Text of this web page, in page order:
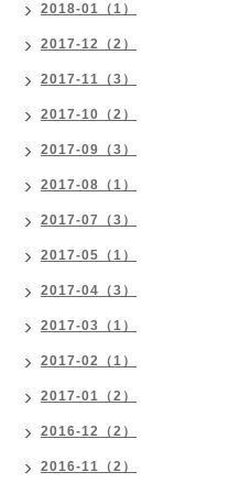
2018-01（1）
2017-12（2）
2017-11（3）
2017-10（2）
2017-09（3）
2017-08（1）
2017-07（3）
2017-05（1）
2017-04（3）
2017-03（1）
2017-02（1）
2017-01（2）
2016-12（2）
2016-11（2）